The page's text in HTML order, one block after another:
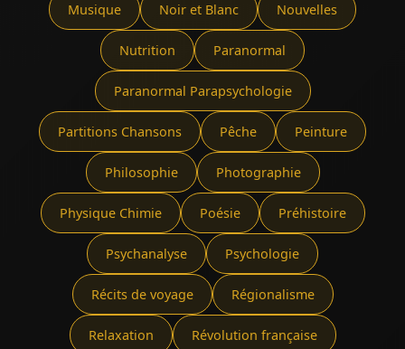
Musique Noir et Blanc Nouvelles
Nutrition Paranormal
Paranormal Parapsychologie
Partitions Chansons Pêche Peinture
Philosophie Photographie
Physique Chimie Poésie Préhistoire
Psychanalyse Psychologie
Récits de voyage Régionalisme
Relaxation Révolution française